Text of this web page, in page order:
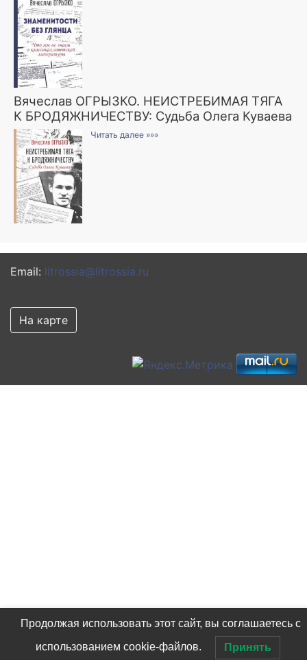
Вячеслав ОГРЫЗКО. НЕИСТРЕБИМАЯ ТЯГА
К БРОДЯЖНИЧЕСТВУ: Судьба Олега Куваева
Читать далее »»»
Email: litrossia@litrossia.ru
На карте
Продолжая использовать этот сайт, вы соглашаетесь с
использованием cookie-файлов. Принять